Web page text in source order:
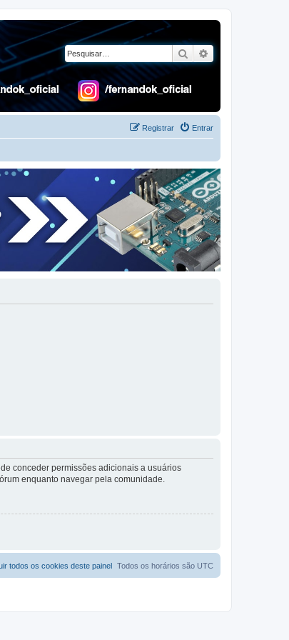
Pesquisar
Entrar
Registrar
conceder permissões adicionais a usuários
enquanto navegar pela comunidade.
Todos os horários são UTC
todos os cookies deste painel